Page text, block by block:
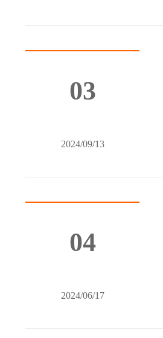
03
2024/09/13
04
2024/06/17